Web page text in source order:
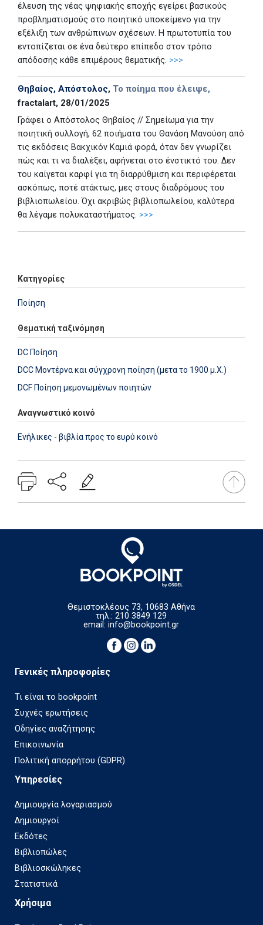
έλευση της νέας ψηφιακής εποχής εγείρει βασικούς
προβληματισμούς στο ποιητικό υποκείμενο για την
εξέλιξη των ανθρώπινων σχέσεων. Η πρωτοτυπία του
εντοπίζεται σε ένα δεύτερο επίπεδο στον τρόπο
απόδοσης κάθε επιμέρους θεματικής. >>>
Θηβαίος, Απόστολος, Το ποίημα που έλειψε,
fractalart, 28/01/2025
Γράφει ο Απόστολος Θηβαίος // Σημείωμα για την
ποιητική συλλογή, 62 ποιήματα του Θανάση Μανούση από
τις εκδόσεις Βακχικόν Καμιά φορά, όταν δεν γνωρίζει
πώς και τι να διαλέξει, αφήνεται στο ένστικτό του. Δεν
του καίγεται καρφί για τη διαρρύθμιση και περιφέρεται
ασκόπως, ποτέ ατάκτως, μες στους διαδρόμους του
βιβλιοπωλείου. Όχι ακριβώς βιβλιοπωλείου, καλύτερα
θα λέγαμε πολυκαταστήματος. >>>
Κατηγορίες
Ποίηση
Θεματική ταξινόμηση
DC Ποίηση
DCC Μοντέρνα και σύγχρονη ποίηση (μετα το 1900 μ.Χ.)
DCF Ποίηση μεμονωμένων ποιητών
Αναγνωστικό κοινό
Ενήλικες - βιβλία προς το ευρύ κοινό
Θεμιστοκλέους 73, 10683 Αθήνα
τηλ.: 210 3849 129
email:info@bookpoint.gr
Γενικές πληροφορίες
Τι είναι το bookpoint
Συχνές ερωτήσεις
Οδηγίες αναζήτησης
Επικοινωνία
Πολιτική απορρήτου (GDPR)
Υπηρεσίες
Δημιουργία λογαριασμού
Δημιουργοί
Εκδότες
Βιβλιοπώλες
Βιβλιοσκώληκες
Στατιστικά
Χρήσιμα